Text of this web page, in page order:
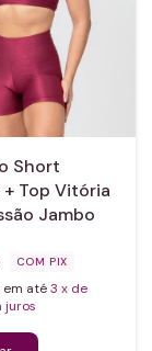
Short
Top Vitória
Jambo
COM PIX
em até3 x de
juros